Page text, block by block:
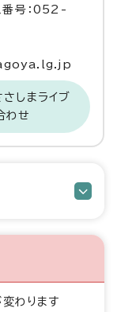
号：052-
しまライブ
わせ
わります